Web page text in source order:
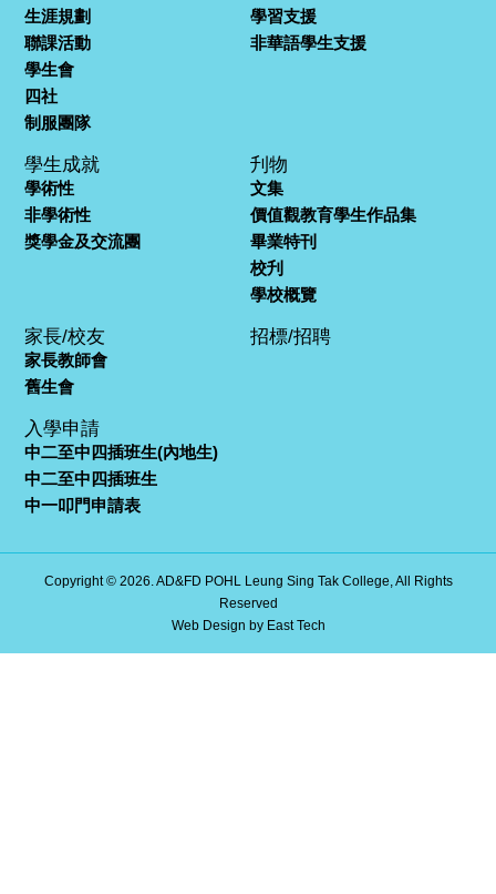
生涯規劃
聯課活動
學生會
四社
制服團隊
學習支援
非華語學生支援
學生成就
學術性
非學術性
獎學金及交流團
刋物
文集
價值觀教育學生作品集
畢業特刊
校刋
學校概覽
家長/校友
家長教師會
舊生會
招標/招聘
入學申請
中二至中四插班生(內地生)
中二至中四插班生
中一叩門申請表
Copyright © 2026. AD&FD POHL Leung Sing Tak College, All Rights
Reserved
Web Design by East Tech